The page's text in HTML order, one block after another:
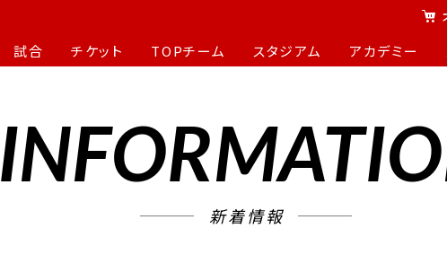
試合 チケット TOPチーム スタジアム アカデミー
新着情報